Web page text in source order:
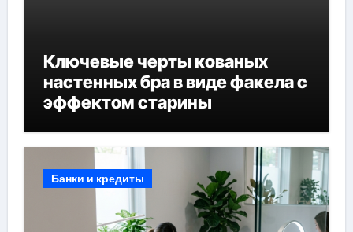
Ключевые черты кованых
настенных бра в виде факела с
эффектом старины
Банки и кредиты